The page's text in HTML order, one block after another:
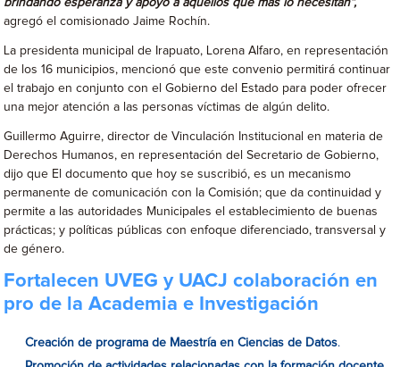
brindando esperanza y apoyo a aquellos que más lo necesitan”,
agregó el comisionado Jaime Rochín.
La presidenta municipal de Irapuato, Lorena Alfaro, en representación
de los 16 municipios, mencionó que este convenio permitirá continuar
el trabajo en conjunto con el Gobierno del Estado para poder ofrecer
una mejor atención a las personas víctimas de algún delito.
Guillermo Aguirre, director de Vinculación Institucional en materia de
Derechos Humanos, en representación del Secretario de Gobierno,
dijo que El documento que hoy se suscribió, es un mecanismo
permanente de comunicación con la Comisión; que da continuidad y
permite a las autoridades Municipales el establecimiento de buenas
prácticas; y políticas públicas con enfoque diferenciado, transversal y
de género.
Fortalecen UVEG y UACJ colaboración en
pro de la Academia e Investigación
Creación de programa de Maestría en Ciencias de Datos.